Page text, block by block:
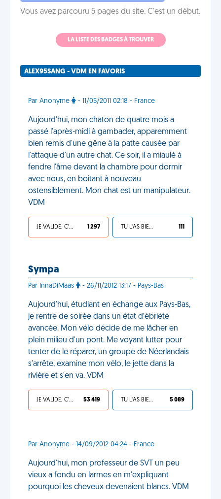
Vous avez parcouru 5 pages du site. C'est un début.
LA LISTE DES BADGES À TROUVER
ALEX95SANG - VDM EN FAVORIS
Par Anonyme - 11/05/2011 02:18 - France
Aujourd'hui, mon chaton de quatre mois a
passé l'après-midi à gambader, apparemment
bien remis d'une gêne à la patte causée par
l'attaque d'un autre chat. Ce soir, il a miaulé à
fendre l'âme devant la chambre pour dormir
avec nous, en boitant à nouveau
ostensiblement. Mon chat est un manipulateur.
VDM
JE VALIDE, C'EST UNE VDM 1 297 TU L'AS BIEN MÉRITÉ 111
Sympa
Par InnaDiMaas - 26/11/2012 13:17 - Pays-Bas
Aujourd'hui, étudiant en échange aux Pays-Bas,
je rentre de soirée dans un état d’ébriété
avancée. Mon vélo décide de me lâcher en
plein milieu d'un pont. Me voyant lutter pour
tenter de le réparer, un groupe de Néerlandais
s'arrête, examine mon vélo, le jette dans la
rivière et s'en va. VDM
JE VALIDE, C'EST UNE VDM 53 419 TU L'AS BIEN MÉRITÉ 5 089
Par Anonyme - 14/09/2012 04:24 - France
Aujourd'hui, mon professeur de SVT un peu
vieux a fondu en larmes en m'expliquant
pourquoi les cheveux devenaient blancs. VDM